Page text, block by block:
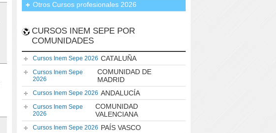
Otros Cursos profesionales 2026
CURSOS INEM SEPE POR
COMUNIDADES
Cursos Inem Sepe 2026 CATALUÑA
Cursos Inem Sepe
2026
COMUNIDAD DE
MADRID
Cursos Inem Sepe 2026 ANDALUCÍA
Cursos Inem Sepe
2026
COMUNIDAD
VALENCIANA
Cursos Inem Sepe 2026 PAÍS VASCO